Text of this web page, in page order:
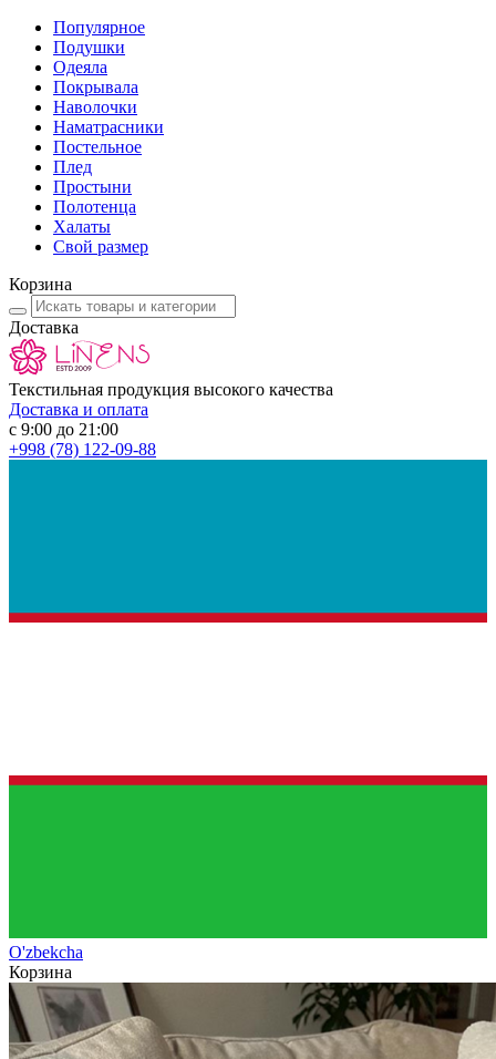
Популярное
Подушки
Одеяла
Покрывала
Наволочки
Наматрасники
Постельное
Плед
Простыни
Полотенца
Халаты
Свой размер
Корзина
Доставка
Текстильная продукция высокого качества
Доставка и оплата
с 9:00 до 21:00
+998 (78) 122-09-88
O'zbekcha
Корзина